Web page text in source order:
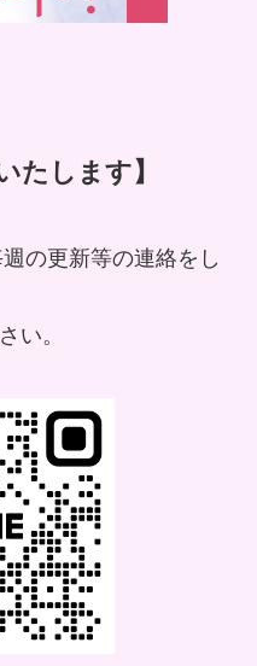
たします】
の更新等の連絡をし
い。